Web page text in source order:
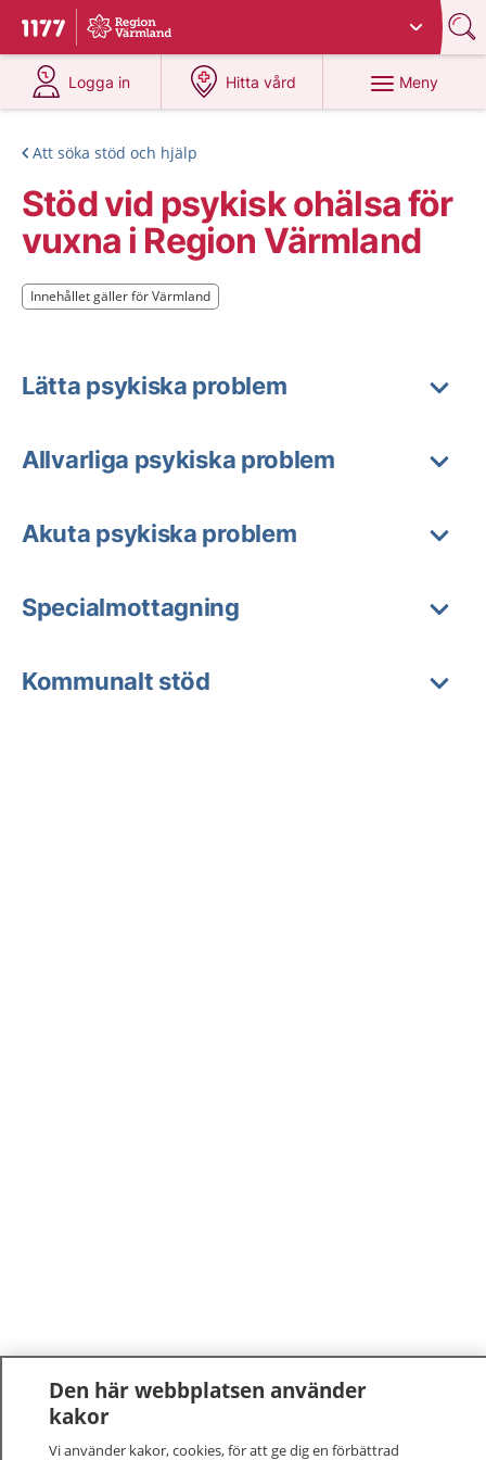
Till startsidan för 1177
Du har valt region
Logga in
på 1177.se
Hitta vård
på 1177.se
Meny
Att söka stöd och hjälp
Stöd vid psykisk ohälsa för
vuxna i Region Värmland
Innehållet gäller för Värmland
Innehållet gäller för Värmland
Lätta psykiska problem
Allvarliga psykiska problem
Akuta psykiska problem
Specialmottagning
Kommunalt stöd
Den här webbplatsen använder
kakor
Vi använder kakor, cookies, för att ge dig en förbättrad